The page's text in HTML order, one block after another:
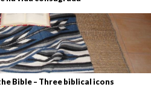
Bible – Three biblical icons